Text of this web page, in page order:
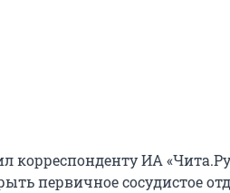
корреспонденту ИА
первичное сосудистое